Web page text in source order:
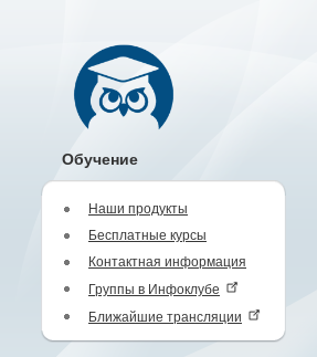
Обучение
Наши продукты
Бесплатные курсы
Контактная информация
Группы в Инфоклубе
Ближайшие трансляции